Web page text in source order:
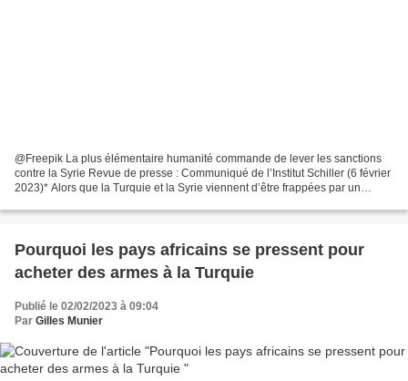
@Freepik La plus élémentaire humanité commande de lever les sanctions
contre la Syrie Revue de presse : Communiqué de l’Institut Schiller (6 février
2023)* Alors que la Turquie et la Syrie viennent d’être frappées par un
Pourquoi les pays africains se pressent pour
acheter des armes à la Turquie
Publié le 02/02/2023 à 09:04
Par Gilles Munier